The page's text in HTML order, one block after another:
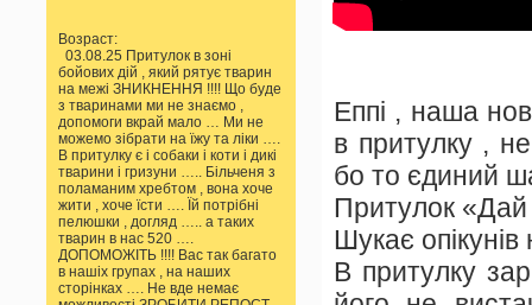
Возраст:
03.08.25 Притулок в зоні
бойових дій , який рятує тварин
на межі ЗНИКНЕННЯ !!!! Що буде
з тваринами ми не знаємо ,
допомоги вкрай мало … Ми не
можемо зібрати на їжу та ліки ….
В притулку є і собаки і коти і дикі
тварини і гризуни ….. Більченя з
поламаним хребтом , вона хоче
жити , хоче їсти …. Їй потрібні
пелюшки , догляд ….. а таких
тварин в нас 520 ….
ДОПОМОЖІТЬ !!!! Вас так багато
в нашіх групах , на наших
сторінках …. Не вде немає
Еппі , наша
в притулку ,
бо то єдиний
Притулок
Шукає
В притулку